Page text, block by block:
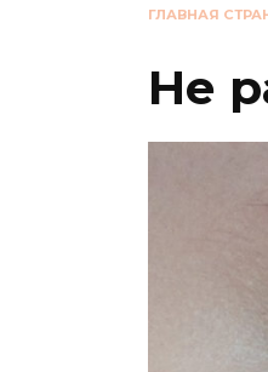
ГЛАВНАЯ
Не